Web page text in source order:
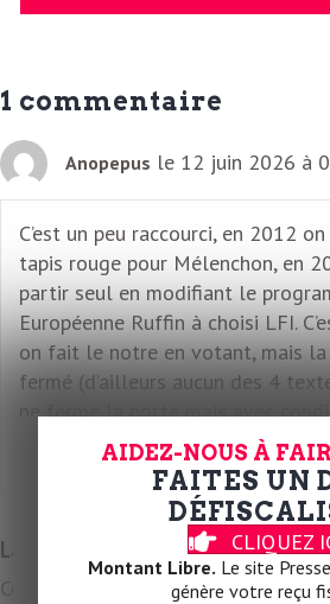
E
i
l
1 commentaire
Anopepus le 12 juin 2026 à
C’est un peu raccourci, en 2012
tapis rouge pour Mélenchon, en
partir seul en modifiant le
Européenne Ruffin à choisi LFI.
on fait le notre en votant, mais la
fermé (d’ailleurs aucun des 4
ne ferme la porte mais avec
l’on en a marre d’être les cocus
Laissez un commentaire
Commentaire
AIDEZ-NOUS À
FAITES UN
CLIQUEZ
Montant Libre. Le site
génère votre reçu